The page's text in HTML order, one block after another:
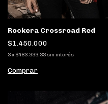
Rockera Crossroad Red
$1.450.000
3x $483.333,33 sin interés
Comprar